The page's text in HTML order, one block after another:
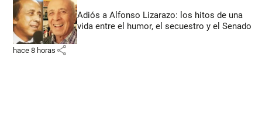
Adiós a Alfonso Lizarazo: los hitos de una
vida entre el humor, el secuestro y el Senado
hace 8 horas share